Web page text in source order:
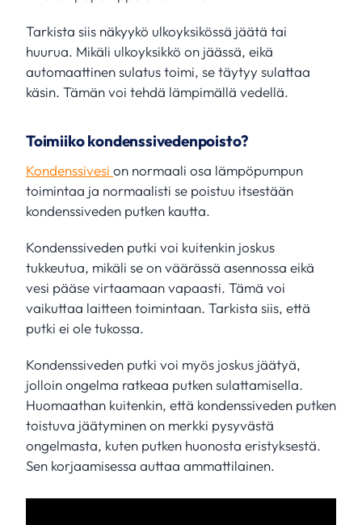
Tarkista siis näkyykö ulkoyksikössä jäätä tai
huurua. Mikäli ulkoyksikkö on jäässä, eikä
automaattinen sulatus toimi, se täytyy sulattaa
käsin. Tämän voi tehdä lämpimällä vedellä.
Toimiiko kondenssivedenpoisto?
Kondenssivesi on normaali osa lämpöpumpun
toimintaa ja normaalisti se poistuu itsestään
kondenssiveden putken kautta.
Kondenssiveden putki voi kuitenkin joskus
tukkeutua, mikäli se on väärässä asennossa eikä
vesi pääse virtaamaan vapaasti. Tämä voi
vaikuttaa laitteen toimintaan. Tarkista siis, että
putki ei ole tukossa.
Kondenssiveden putki voi myös joskus jäätyä,
jolloin ongelma ratkeaa putken sulattamisella.
Huomaathan kuitenkin, että kondenssiveden putken
toistuva jäätyminen on merkki pysyvästä
ongelmasta, kuten putken huonosta eristyksestä.
Sen korjaamisessa auttaa ammattilainen.